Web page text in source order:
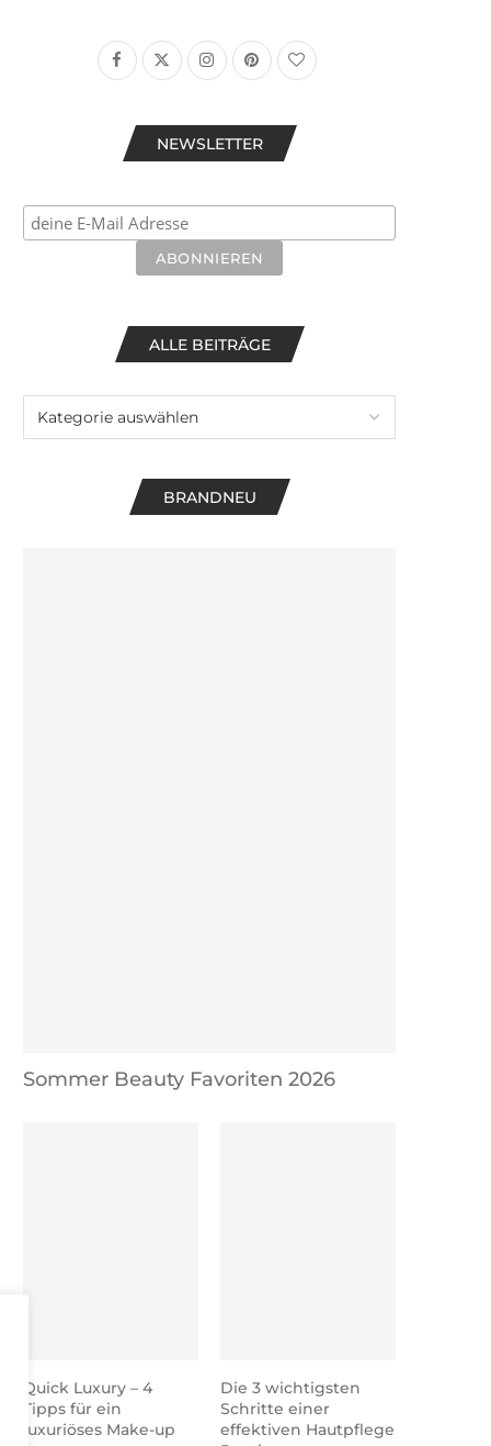
NEWSLETTER
ALLE BEITRÄGE
BRANDNEU
Sommer Beauty Favoriten 2026
Quick Luxury – 4
Tipps für ein
luxuriöses Make-up
Die 3 wichtigsten
Schritte einer
effektiven Hautpflege